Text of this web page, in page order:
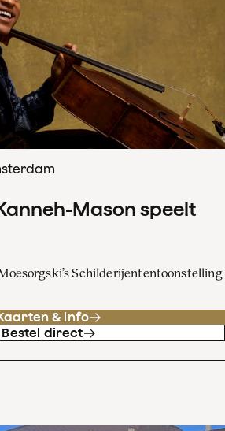
Mason speelt
Schilderijententoonstelling
& info
Bestel direct